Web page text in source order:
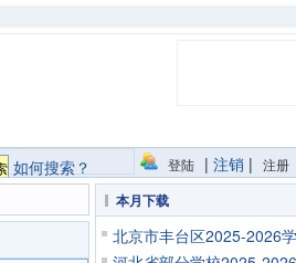
如何搜索？
登陆 | 注销 | 注册
本月下载
北京市丰台区2025-2026